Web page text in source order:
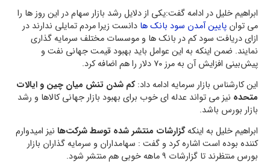
ابراهیم خلیل در ادامه گفت:یکی از دلایل رشد بازار سهام در این روز ها را
می توان پایین آمدن سود بانک ها دانست زیرا مردم تمایلی ندارند در
ازای دریافت سود کم در بانک ها و موسسات مختلف سرمایه گذاری
نمایند. ضمن اینکه به این عوامل باید بهبود قیمت جهانی نفت و
پیش‌بینی افزایش آن به مرز ۷۰ دلار را هم اضافه کرد.
این کارشناس بازار سرمایه ادامه داد:کم شدن تنش میان چین و ایالات
متحده نیز می تواند عدله ای خوب برای بهبود بازار جهانی کالاها و رشد
بازار بورس باشد.
ابراهیم خلیل به اینکهگزارشات منتشر شده توسط شرکت‌ها نیز امیدوارم
کننده بوده است اشاره کرد و گفت : سهامداران و سرمایه گذاران بازار
بورس منتظرند تا گزارشات ۹ ماهه خوبی هم منتشر شود.